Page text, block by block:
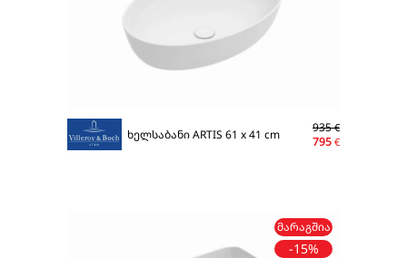
ხელსაბანი ARTIS 61 x 41 cm 935€
795 €
ᲛᲐᲠᲐᲒᲨᲘᲐ
-15%